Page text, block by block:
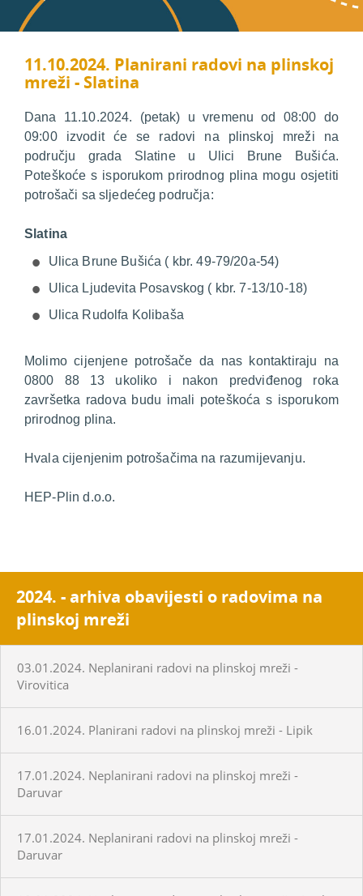
11.10.2024. Planirani radovi na plinskoj
mreži - Slatina
Dana 11.10.2024. (petak) u vremenu od 08:00 do
09:00 izvodit će se radovi na plinskoj mreži na
području grada Slatine u Ulici Brune Bušića.
Poteškoće s isporukom prirodnog plina mogu osjetiti
potrošači sa sljedećeg područja:
Slatina
Ulica Brune Bušića ( kbr. 49-79/20a-54)
Ulica Ljudevita Posavskog ( kbr. 7-13/10-18)
Ulica Rudolfa Kolibaša
Molimo cijenjene potrošače da nas kontaktiraju na
0800 88 13 ukoliko i nakon predviđenog roka
završetka radova budu imali poteškoća s isporukom
prirodnog plina.
Hvala cijenjenim potrošačima na razumijevanju.
HEP-Plin d.o.o.
2024. - arhiva obavijesti o radovima na
plinskoj mreži
03.01.2024. Neplanirani radovi na plinskoj mreži -
Virovitica
16.01.2024. Planirani radovi na plinskoj mreži - Lipik
17.01.2024. Neplanirani radovi na plinskoj mreži -
Daruvar
17.01.2024. Neplanirani radovi na plinskoj mreži -
Daruvar